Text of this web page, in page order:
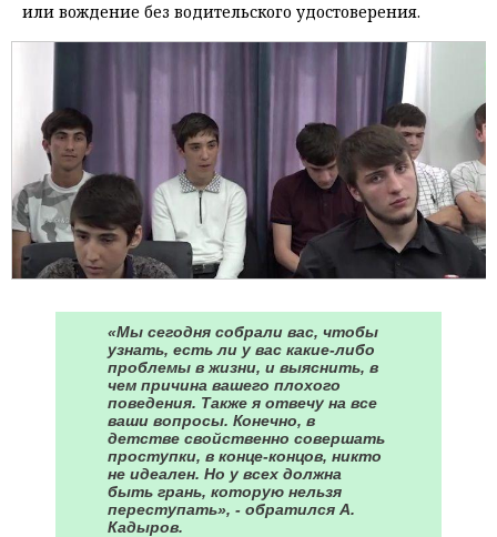
или вождение без водительского удостоверения.
«Мы сегодня собрали вас, чтобы
узнать, есть ли у вас какие-либо
проблемы в жизни, и выяснить, в
чем причина вашего плохого
поведения. Также я отвечу на все
ваши вопросы. Конечно, в
детстве свойственно совершать
проступки, в конце-концов, никто
не идеален. Но у всех должна
быть грань, которую нельзя
переступать», - обратился А.
Кадыров.